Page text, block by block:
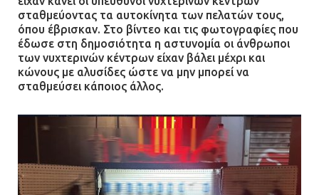
21.07.2026 | 13:12
Βριλήσσια: Αυτοκίνητο έσπασε
τζαμαρία και μπήκε μέσα σε μαγαζί
13.07.2026 | 21:32
Η Οινόη αποκτά μια νέα, σύγχρονη
και ασφαλή παιδική χαρά
13.07.2026 | 21:21
σταθμεύοντας τα αυτοκίνητα των πελατών τους,
όπου έβρισκαν. Στο βίντεο και τις φωτογραφίες που
έδωσε στη δημοσιότητα η αστυνομία οι άνθρωποι
των νυχτερινών κέντρων είχαν βάλει μέχρι και
κώνους με αλυσίδες ώστε να μην μπορεί να
σταθμεύσει κάποιος άλλος.